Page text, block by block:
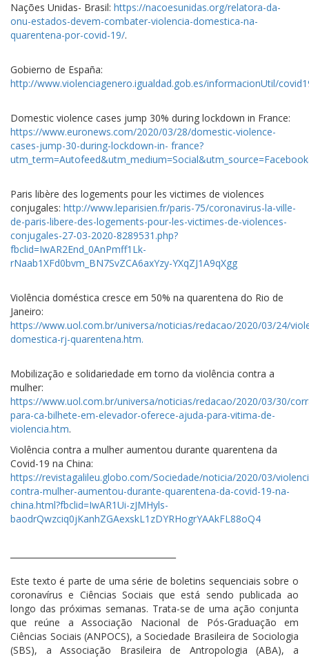
Nações Unidas- Brasil: https://nacoesunidas.org/relatora-da-
onu-estados-devem-combater-violencia-domestica-na-
quarentena-por-covid-19/.
Gobierno de España:
http://www.violenciagenero.igualdad.gob.es/informacionUtil/
Domestic violence cases jump 30% during lockdown in France:
https://www.euronews.com/2020/03/28/domestic-violence-
cases-jump-30-during-lockdown-in- france?
Paris libère des logements pour les victimes de violences
conjugales: http://www.leparisien.fr/paris-75/coronavirus-la-ville-
de-paris-libere-des-logements-pour-les-victimes-de-violences-
conjugales-27-03-2020-8289531.php?
fbclid=IwAR2End_0AnPmff1Lk-
rNaab1XFd0bvm_BN7SvZCA6axYzy-YXqZJ1A9qXgg
Violência doméstica cresce em 50% na quarentena do Rio de
Janeiro:
https://www.uol.com.br/universa/noticias/redacao/2020/03/24/
domestica-rj-quarentena.htm.
Mobilização e solidariedade em torno da violência contra a
mulher:
https://www.uol.com.br/universa/noticias/redacao/2020/03/30/
para-ca-bilhete-em-elevador-oferece-ajuda-para-vitima-de-
violencia.htm.
Violência contra a mulher aumentou durante quarentena da
Covid-19 na China:
https://revistagalileu.globo.com/Sociedade/noticia/2020/03/
contra-mulher-aumentou-durante-quarentena-da-covid-19-na-
china.html?fbclid=IwAR1Ui-zJMHyls-
baodrQwzciq0jKanhZGAexskL1zDYRHogrYAAkFL88oQ4
Este texto é parte de uma série de boletins sequenciais sobre o
coronavírus e Ciências Sociais que está sendo publicada ao
longo das próximas semanas. Trata-se de uma ação conjunta
que reúne a Associação Nacional de Pós-Graduação em
Ciências Sociais (ANPOCS), a Sociedade Brasileira de Sociologia
(SBS), a Associação Brasileira de Antropologia (ABA), a